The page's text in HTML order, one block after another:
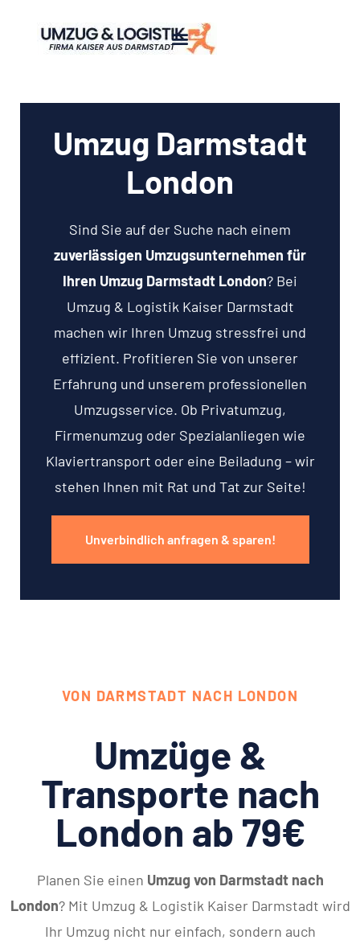
Umzug Darmstadt
London
Sind Sie auf der Suche nach einem
zuverlässigen Umzugsunternehmen für
Ihren Umzug Darmstadt London? Bei
Umzug & Logistik Kaiser Darmstadt
machen wir Ihren Umzug stressfrei und
effizient. Profitieren Sie von unserer
Erfahrung und unserem professionellen
Umzugsservice. Ob Privatumzug,
Firmenumzug oder Spezialanliegen wie
Klaviertransport oder eine Beiladung – wir
stehen Ihnen mit Rat und Tat zur Seite!
Unverbindlich anfragen & sparen!
VON DARMSTADT NACH LONDON
Umzüge &
Transporte nach
London ab 79€
Planen Sie einen Umzug von Darmstadt nach
London? Mit Umzug & Logistik Kaiser Darmstadt wird
Ihr Umzug nicht nur einfach, sondern auch